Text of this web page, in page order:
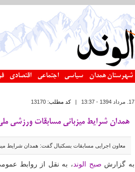
شهرستان همدان سیاسی اجتماعی اقتصادی
17. مرداد 1394 - 13:37 |کد مطلب:13170
همدان شرایط میزبانی مسابقات ورزشی
معاون اجرایی مسابقات بسکتبال گفت: همدان شرایط
به گزارش صبح الوند ، به نقل از روابط